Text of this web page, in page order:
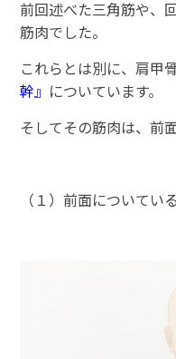
前回述べた三角筋や、
筋肉でした。
これらとは別に、肩甲
幹』 についています。
そしてその筋肉は、前
（１）前面についてい